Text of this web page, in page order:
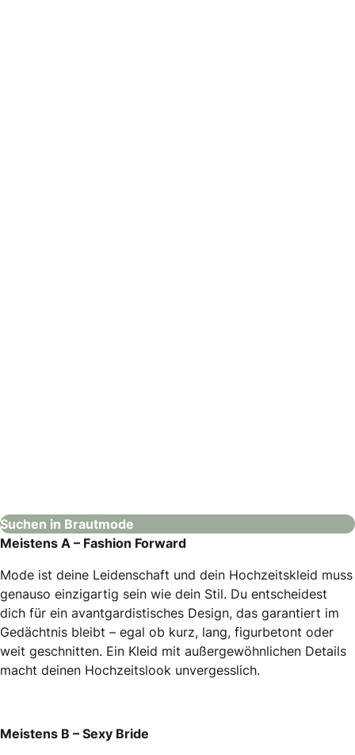
Suchen in Brautmode
Meistens A – Fashion Forward
Mode ist deine Leidenschaft und dein Hochzeitskleid muss
genauso einzigartig sein wie dein Stil. Du entscheidest
dich für ein avantgardistisches Design, das garantiert im
Gedächtnis bleibt – egal ob kurz, lang, figurbetont oder
weit geschnitten. Ein Kleid mit außergewöhnlichen Details
macht deinen Hochzeitslook unvergesslich.
Meistens B – Sexy Bride